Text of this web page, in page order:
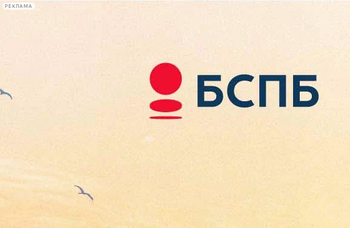
РЕКЛАМА
Афиша Plus
афиша плюс